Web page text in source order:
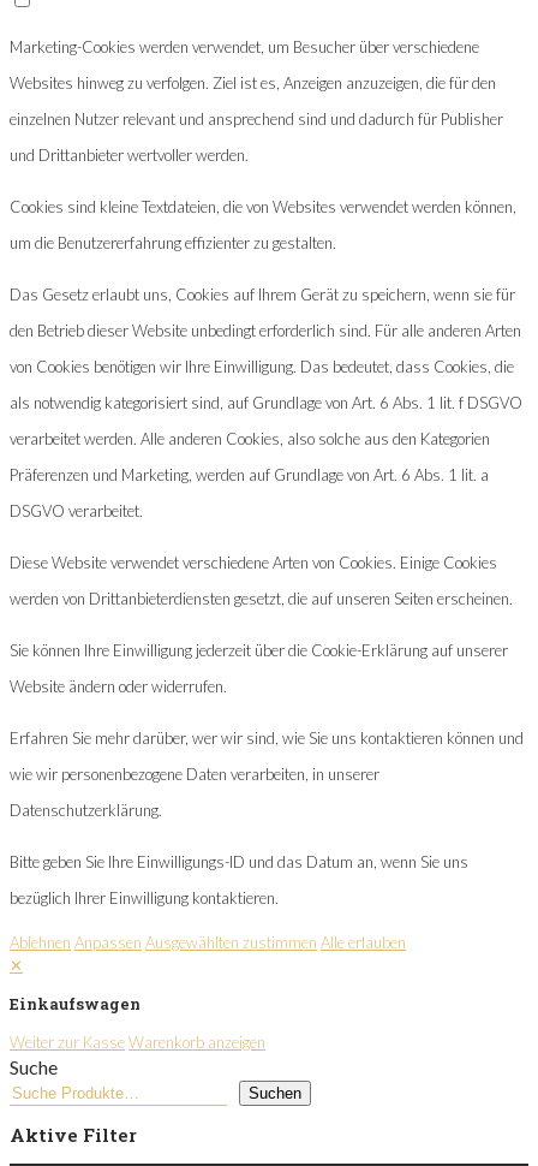
Marketing-Cookies werden verwendet, um Besucher über verschiedene
Websites hinweg zu verfolgen. Ziel ist es, Anzeigen anzuzeigen, die für den
einzelnen Nutzer relevant und ansprechend sind und dadurch für Publisher
und Drittanbieter wertvoller werden.
Cookies sind kleine Textdateien, die von Websites verwendet werden können,
um die Benutzererfahrung effizienter zu gestalten.
Das Gesetz erlaubt uns, Cookies auf Ihrem Gerät zu speichern, wenn sie für
den Betrieb dieser Website unbedingt erforderlich sind. Für alle anderen Arten
von Cookies benötigen wir Ihre Einwilligung. Das bedeutet, dass Cookies, die
als notwendig kategorisiert sind, auf Grundlage von Art. 6 Abs. 1 lit. f DSGVO
verarbeitet werden. Alle anderen Cookies, also solche aus den Kategorien
Präferenzen und Marketing, werden auf Grundlage von Art. 6 Abs. 1 lit. a
DSGVO verarbeitet.
Diese Website verwendet verschiedene Arten von Cookies. Einige Cookies
werden von Drittanbieterdiensten gesetzt, die auf unseren Seiten erscheinen.
Sie können Ihre Einwilligung jederzeit über die Cookie-Erklärung auf unserer
Website ändern oder widerrufen.
Erfahren Sie mehr darüber, wer wir sind, wie Sie uns kontaktieren können und
wie wir personenbezogene Daten verarbeiten, in unserer
Datenschutzerklärung.
Bitte geben Sie Ihre Einwilligungs-ID und das Datum an, wenn Sie uns
bezüglich Ihrer Einwilligung kontaktieren.
Ablehnen Anpassen Ausgewählten zustimmen Alle erlauben
✕
Einkaufswagen
Weiter zur KasseWarenkorb anzeigen
Suche
Suchen
Aktive Filter